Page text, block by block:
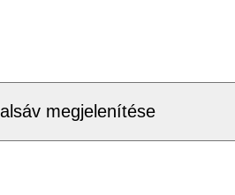
megjelenítése